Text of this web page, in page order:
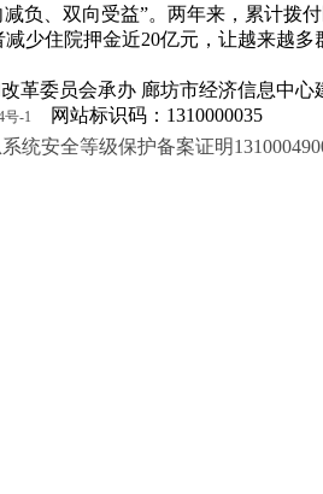
负、双向受益”。两年来，累计拨
少住院押金近20亿元，让越来越多
革委员会承办 廊坊市经济信息中心
号-1
网站标识码：1310000035
统安全等级保护备案证明